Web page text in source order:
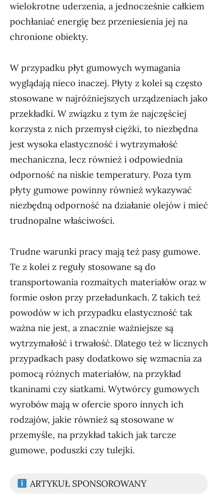
wielokrotne uderzenia, a jednocześnie całkiem
pochłaniać energię bez przeniesienia jej na
chronione obiekty.
W przypadku płyt gumowych wymagania
wyglądają nieco inaczej. Płyty z kolei są często
stosowane w najróżniejszych urządzeniach jako
przekładki. W związku z tym że najczęściej
korzysta z nich przemysł ciężki, to niezbędna
jest wysoka elastyczność i wytrzymałość
mechaniczna, lecz również i odpowiednia
odporność na niskie temperatury. Poza tym
płyty gumowe powinny również wykazywać
niezbędną odporność na działanie olejów i mieć
trudnopalne właściwości.
Trudne warunki pracy mają też pasy gumowe.
Te z kolei z reguły stosowane są do
transportowania rozmaitych materiałów oraz w
formie osłon przy przeładunkach. Z takich też
powodów w ich przypadku elastyczność tak
ważna nie jest, a znacznie ważniejsze są
wytrzymałość i trwałość. Dlatego też w licznych
przypadkach pasy dodatkowo się wzmacnia za
pomocą różnych materiałów, na przykład
tkaninami czy siatkami. Wytwórcy gumowych
wyrobów mają w ofercie sporo innych ich
rodzajów, jakie również są stosowane w
przemyśle, na przykład takich jak tarcze
gumowe, poduszki czy tulejki.
ARTYKUŁ SPONSOROWANY